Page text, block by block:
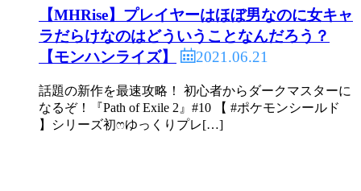
【MHRise】プレイヤーはほぼ男なのに女キャ
ラだらけなのはどういうことなんだろう？
【モンハンライズ】
2021.06.21
話題の新作を最速攻略！ 初心者からダークマスターに
なるぞ！『Path of Exile 2』#10 【 #ポケモンシールド
】シリーズ初ෆゆっくりプレ[…]